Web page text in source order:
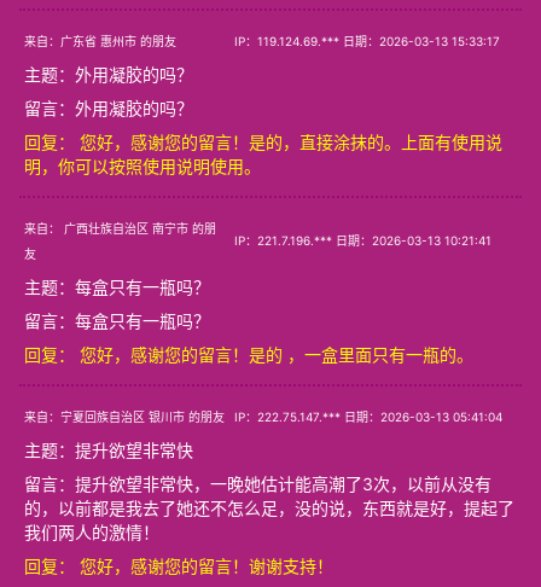
来自：广东省 惠州市 的朋友 IP：119.124.69.*** 日期：2026-03-13 15:33:17
主题： 外用凝胶的吗？
留言：外用凝胶的吗？
回复： 您好，感谢您的留言！是的，直接涂抹的。上面有使用说
明，你可以按照使用说明使用。
来自： 广西壮族自治区 南宁市 的朋
友
IP：221.7.196.*** 日期：2026-03-13 10:21:41
主题： 每盒只有一瓶吗？
留言：每盒只有一瓶吗？
回复： 您好，感谢您的留言！是的 ，一盒里面只有一瓶的。
来自：宁夏回族自治区 银川市 的朋友 IP：222.75.147.*** 日期：2026-03-13 05:41:04
主题： 提升欲望非常快
留言：提升欲望非常快，一晚她估计能高潮了3次，以前从没有
的，以前都是我去了她还不怎么足，没的说，东西就是好，提起了
我们两人的激情！
回复： 您好，感谢您的留言！谢谢支持！